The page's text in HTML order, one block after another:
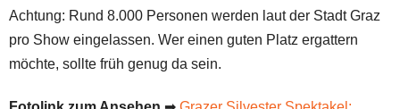
Achtung: Rund 8.000 Personen werden laut der Stadt Graz
pro Show eingelassen. Wer einen guten Platz ergattern
möchte, sollte früh genug da sein.